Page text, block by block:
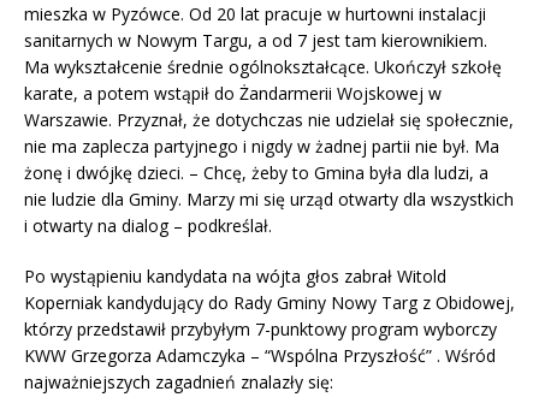
mieszka w Pyzówce. Od 20 lat pracuje w hurtowni instalacji
sanitarnych w Nowym Targu, a od 7 jest tam kierownikiem.
Ma wykształcenie średnie ogólnokształcące. Ukończył szkołę
karate, a potem wstąpił do Żandarmerii Wojskowej w
Warszawie. Przyznał, że dotychczas nie udzielał się społecznie,
nie ma zaplecza partyjnego i nigdy w żadnej partii nie był. Ma
żonę i dwójkę dzieci. – Chcę, żeby to Gmina była dla ludzi, a
nie ludzie dla Gminy. Marzy mi się urząd otwarty dla wszystkich
i otwarty na dialog – podkreślał.
Po wystąpieniu kandydata na wójta głos zabrał Witold
Koperniak kandydujący do Rady Gminy Nowy Targ z Obidowej,
którzy przedstawił przybyłym 7-punktowy program wyborczy
KWW Grzegorza Adamczyka – “Wspólna Przyszłość” . Wśród
najważniejszych zagadnień znalazły się: